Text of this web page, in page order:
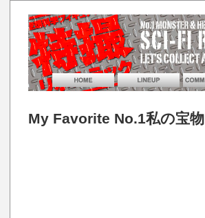
My Favorite No.1私の宝物